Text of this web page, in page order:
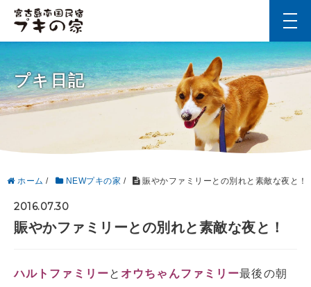
プキ日記
ホーム / NEWプキの家 / 賑やかファミリーとの別れと素敵な夜と！
2016.07.30
賑やかファミリーとの別れと素敵な夜と！
ハルトファミリーと オウちゃんファミリー最後の朝
t
o
g
g
l
v
a
i